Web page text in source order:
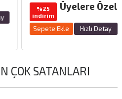
%25
indirim
Üyelere Özel
Sepete Ekle Hızlı Detay
ÇOK SATANLARI